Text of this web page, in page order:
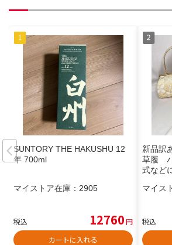
SUNTORY THE HAKUSHU 12
年 700ml
マイストア在庫： 2905
税込 12760円
カートに入れる
新品
草履
式など
マイス
税込